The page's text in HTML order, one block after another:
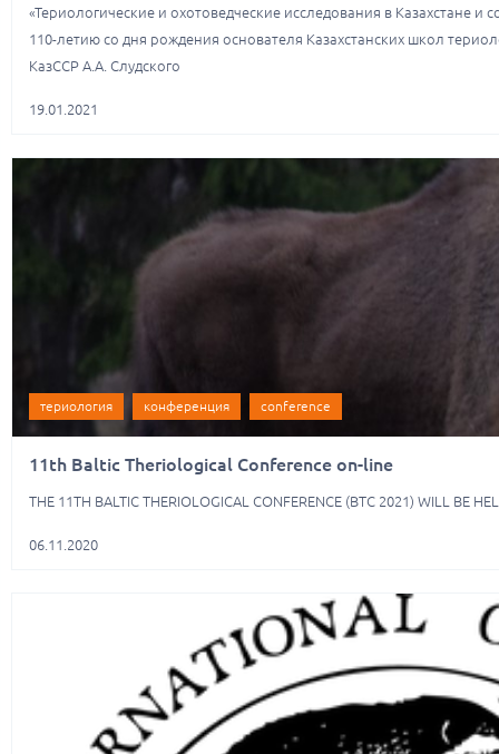
«Териологические и охотоведческие исследования в Казахстане и
110-летию со дня рождения основателя Казахстанских школ
КазССР А.А. Слудского​
19.01.2021
териология конференция conference
11th Baltic Theriological Conference on-line
THE 11TH BALTIC THERIOLOGICAL CONFERENCE (BTC 2021) WILL BE
06.11.2020